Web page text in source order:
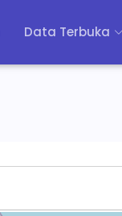
Data Terbuka